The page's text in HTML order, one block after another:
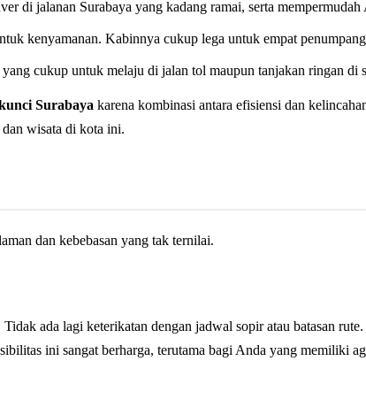
di jalanan Surabaya yang kadang ramai, serta
kenyamanan. Kabinnya cukup lega untuk empat
cukup untuk melaju di jalan tol maupun tanjakan ringan di
Surabaya karena kombinasi antara efisiensi dan
wisata di kota ini.
dan kebebasan yang tak ternilai.
ada lagi keterikatan dengan jadwal sopir atau batasan
ini sangat berharga, terutama bagi Anda yang memiliki